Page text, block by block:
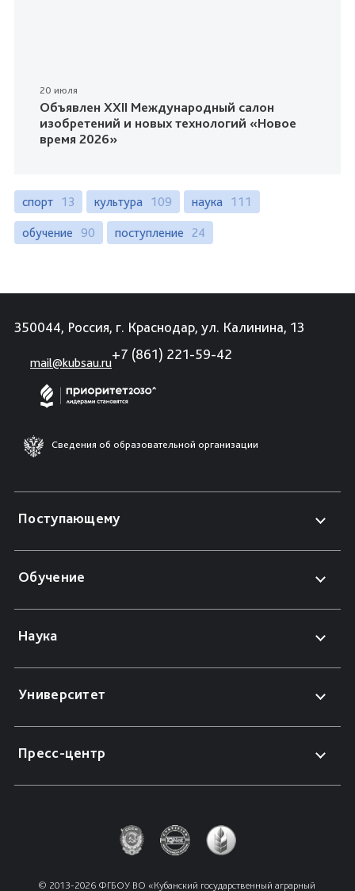
20 июля
Объявлен XXII Международный салон
изобретений и новых технологий «Новое
время 2026»
спорт 13 культура 109 наука 111
обучение 90 поступление 24
350044, Россия, г. Краснодар, ул. Калинина, 13
mail@kubsau.ru
+7 (861) 221-59-42
Сведения об образовательной организации
Поступающему
Обучение
Наука
Университет
Пресс-центр
© 2013-2026 ФГБОУ ВО «Кубанский государственный аграрный